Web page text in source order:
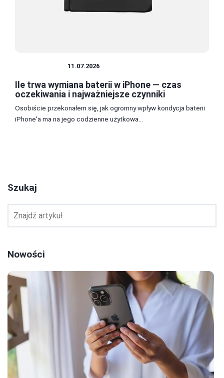
11.07.2026
Ile trwa wymiana baterii w iPhone — czas
oczekiwania i najważniejsze czynniki
Osobiście przekonałem się, jak ogromny wpływ kondycja baterii
iPhone'a ma na jego codzienne użytkowa...
Szukaj
Nowości